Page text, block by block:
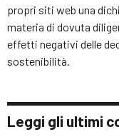
propri siti web una
materia di dovuta
effetti negativi delle
sostenibilità.
Leggi gli ultimi